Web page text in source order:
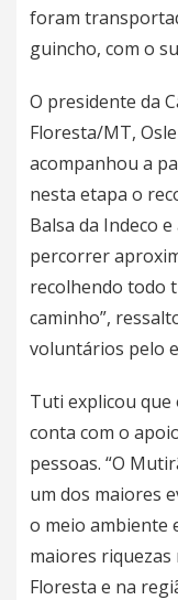
foram
guincho, com o
O presidente da
Floresta/MT,
acompanhou a
nesta etapa o
Balsa da Indeco e
percorrer
recolhendo todo
caminho”,
voluntários pelo
Tuti explicou que
conta com o
pessoas. “O
um dos maiores
o meio ambiente
maiores
Floresta e na